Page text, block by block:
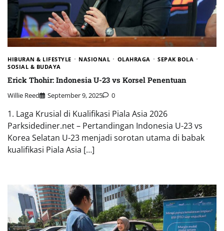
HIBURAN & LIFESTYLE NASIONAL OLAHRAGA
SEPAK BOLA
SOSIAL & BUDAYA
Erick Thohir: Indonesia U-23 vs Korsel Penentuan
Willie Reed September 9, 2025 0
1. Laga Krusial di Kualifikasi Piala Asia 2026
Parksidediner.net – Pertandingan Indonesia U-23 vs
Korea Selatan U-23 menjadi sorotan utama di babak
kualifikasi Piala Asia […]